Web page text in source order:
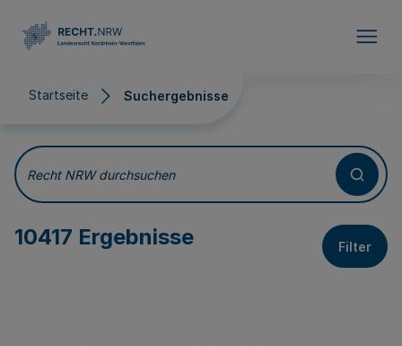
Startseite Suchergebnisse
Suchergebnisse
Recht NRW durchsuchen
10417 Ergebnisse Filter